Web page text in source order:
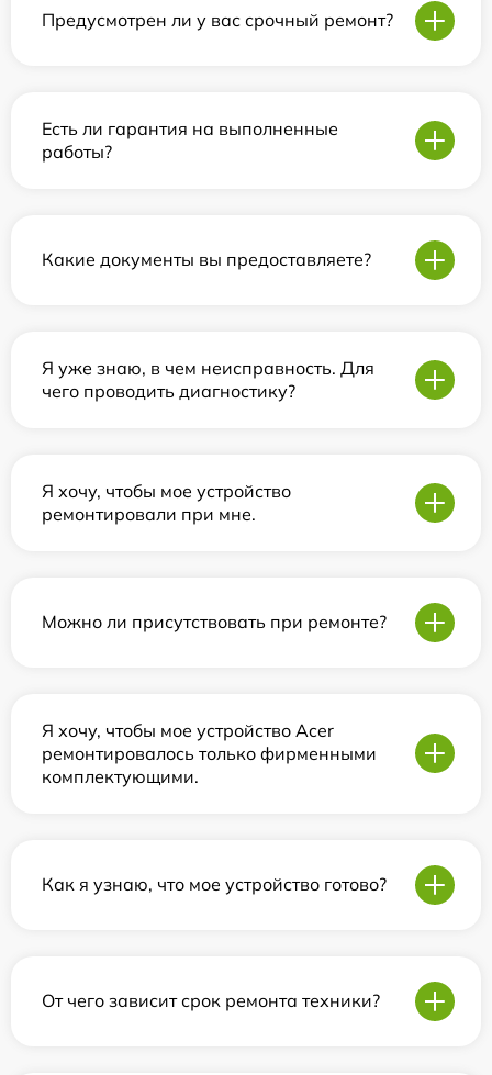
Предусмотрен ли у вас срочный ремонт?
Есть ли гарантия на выполненные
работы?
Какие документы вы предоставляете?
Я уже знаю, в чем неисправность. Для
чего проводить диагностику?
Я хочу, чтобы мое устройство
ремонтировали при мне.
Можно ли присутствовать при ремонте?
Я хочу, чтобы мое устройство Acer
ремонтировалось только фирменными
комплектующими.
Как я узнаю, что мое устройство готово?
От чего зависит срок ремонта техники?